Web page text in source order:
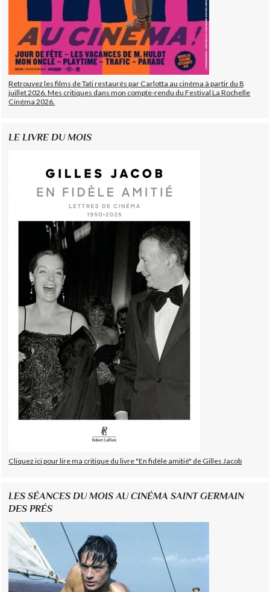
Retrouvez les films de Tati restaurés par Carlotta au cinéma à partir du 8
juillet 2026. Mes critiques dans mon compte-rendu du Festival La Rochelle
Cinéma 2026.
LE LIVRE DU MOIS
Cliquez ici pour lire ma critique du livre "En fidèle amitié" de Gilles Jacob
LES SÉANCES DU MOIS AU CINÉMA SAINT GERMAIN
DES PRÉS